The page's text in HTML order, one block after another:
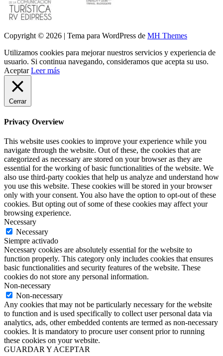
Copyright © 2026 | Tema para WordPress de MH Themes
Utilizamos cookies para mejorar nuestros servicios y experiencia de
usuario. Si continua navegando, consideramos que acepta su uso.
Aceptar Leer más
Cerrar
Privacy Overview
This website uses cookies to improve your experience while you
navigate through the website. Out of these, the cookies that are
categorized as necessary are stored on your browser as they are
essential for the working of basic functionalities of the website. We
also use third-party cookies that help us analyze and understand how
you use this website. These cookies will be stored in your browser
only with your consent. You also have the option to opt-out of these
cookies. But opting out of some of these cookies may affect your
browsing experience.
Necessary
Necessary
Siempre activado
Necessary cookies are absolutely essential for the website to
function properly. This category only includes cookies that ensures
basic functionalities and security features of the website. These
cookies do not store any personal information.
Non-necessary
Non-necessary
Any cookies that may not be particularly necessary for the website
to function and is used specifically to collect user personal data via
analytics, ads, other embedded contents are termed as non-necessary
cookies. It is mandatory to procure user consent prior to running
these cookies on your website.
GUARDAR Y ACEPTAR